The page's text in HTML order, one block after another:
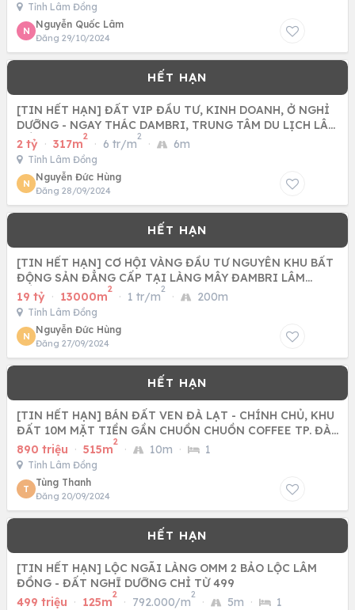
Tỉnh Lâm Đồng
N
Nguyễn Quốc Lâm
Đăng 29/10/2024
[TIN HẾT HẠN] ĐẤT VIP ĐẦU TƯ, KINH DOANH, Ở NGHỈ
DƯỠNG - NGAY THÁC DAMBRI, TRUNG TÂM DU LỊCH LÂM
ĐỒNG - 2,5TR/M2
2 tỷ · 317m
2
· 6 tr/m
2
· 6m
Tỉnh Lâm Đồng
N
Nguyễn Đức Hùng
Đăng 28/09/2024
[TIN HẾT HẠN] CƠ HỘI VÀNG ĐẦU TƯ NGUYÊN KHU BẤT
ĐỘNG SẢN ĐẲNG CẤP TẠI LÀNG MÂY ĐAMBRI LÂM
ĐỒNG
19 tỷ · 13000m
2
· 1 tr/m
2
· 200m
Tỉnh Lâm Đồng
N
Nguyễn Đức Hùng
Đăng 27/09/2024
[TIN HẾT HẠN] BÁN ĐẤT VEN ĐÀ LẠT - CHÍNH CHỦ, KHU
ĐẤT 10M MẶT TIỀN GẦN CHUỒN CHUỒN COFFEE TP. ĐÀ
LẠT
890 triệu · 515m
2
· 10m · 1
Tỉnh Lâm Đồng
T
Tùng Thanh
Đăng 20/09/2024
[TIN HẾT HẠN] LỘC NGÃI LÀNG OMM 2 BẢO LỘC LÂM
ĐỒNG - ĐẤT NGHĨ DƯỠNG CHỈ TỪ 499
499 triệu · 125m
2
· 792.000/m
2
· 5m · 1